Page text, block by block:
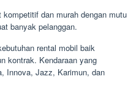
dan murah dengan mutu
banyak pelanggan.
rental mobil baik
kontrak. Kendaraan yang
Innova, Jazz, Karimun, dan